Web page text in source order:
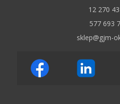
12 270
577 693
sklep@gjm-